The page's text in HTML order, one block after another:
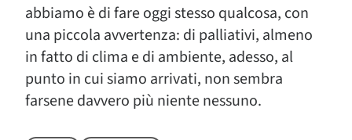
abbiamo è di fare oggi stesso qualcosa, con
una piccola avvertenza: di palliativi, almeno
in fatto di clima e di ambiente, adesso, al
punto in cui siamo arrivati, non sembra
farsene davvero più niente nessuno.